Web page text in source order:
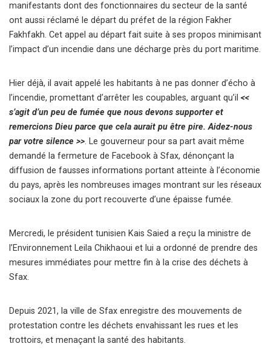
manifestants dont des fonctionnaires du secteur de la santé
ont aussi réclamé le départ du préfet de la région Fakher
Fakhfakh. Cet appel au départ fait suite à ses propos minimisant
l’impact d’un incendie dans une décharge près du port maritime.
Hier déjà, il avait appelé les habitants à ne pas donner d’écho à
l’incendie, promettant d’arrêter les coupables, arguant qu’il <<
s’agit d’un peu de fumée que nous devons supporter et
remercions Dieu parce que cela aurait pu être pire. Aidez-nous
par votre silence >>. Le gouverneur pour sa part avait même
demandé la fermeture de Facebook à Sfax, dénonçant la
diffusion de fausses informations portant atteinte à l’économie
du pays, après les nombreuses images montrant sur les réseaux
sociaux la zone du port recouverte d’une épaisse fumée.
Mercredi, le président tunisien Kais Saied a reçu la ministre de
l’Environnement Leila Chikhaoui et lui a ordonné de prendre des
mesures immédiates pour mettre fin à la crise des déchets à
Sfax.
Depuis 2021, la ville de Sfax enregistre des mouvements de
protestation contre les déchets envahissant les rues et les
trottoirs, et menaçant la santé des habitants.